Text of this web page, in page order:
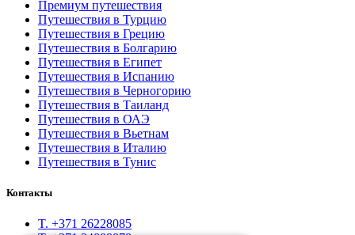
Премиум путешествия
Путешествия в Турцию
Путешествия в Грецию
Путешествия в Болгарию
Путешествия в Египет
Путешествия в Испанию
Путешествия в Черногорию
Путешествия в Таиланд
Путешествия в ОАЭ
Путешествия в Вьетнам
Путешествия в Италию
Путешествия в Тунис
Контакты
T. +371 26228085